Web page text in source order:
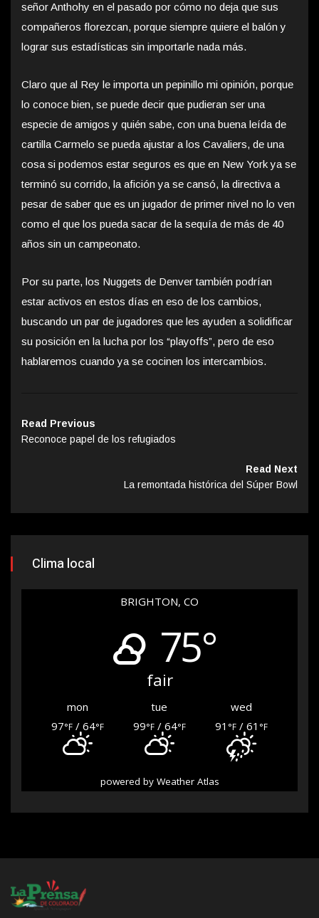
señor Anthohy en el pasado por cómo no deja que sus
compañeros florezcan, porque siempre quiere el balón y
lograr sus estadísticas sin importarle nada más.
Claro que al Rey le importa un pepinillo mi opinión, porque
lo conoce bien, se puede decir que pudieran ser una
especie de amigos y quién sabe, con una buena leída de
cartilla Carmelo se pueda ajustar a los Cavaliers, de una
cosa si podemos estar seguros es que en New York ya se
terminó su corrido, la afición ya se cansó, la directiva a
pesar de saber que es un jugador de primer nivel no lo ven
como el que los pueda sacar de la sequía de más de 40
años sin un campeonato.
Por su parte, los Nuggets de Denver también podrían
estar activos en estos días en eso de los cambios,
buscando un par de jugadores que les ayuden a solidificar
su posición en la lucha por los “playoffs”, pero de eso
hablaremos cuando ya se cocinen los intercambios.
Read Previous
Reconoce papel de los refugiados
Read Next
La remontada histórica del Súper Bowl
Clima local
BRIGHTON, CO
75°
fair
mon tue
wed
97°F / 64°F 99°F/ 64°F 91 °F/ 61 °F
powered by Weather Atlas